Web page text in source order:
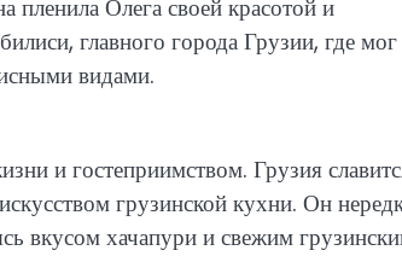
пленила Олега своей красотой и
главного города Грузии, где мог
видами.
и гостеприимством. Грузия
грузинской кухни. Он
вкусом хачапури и свежим